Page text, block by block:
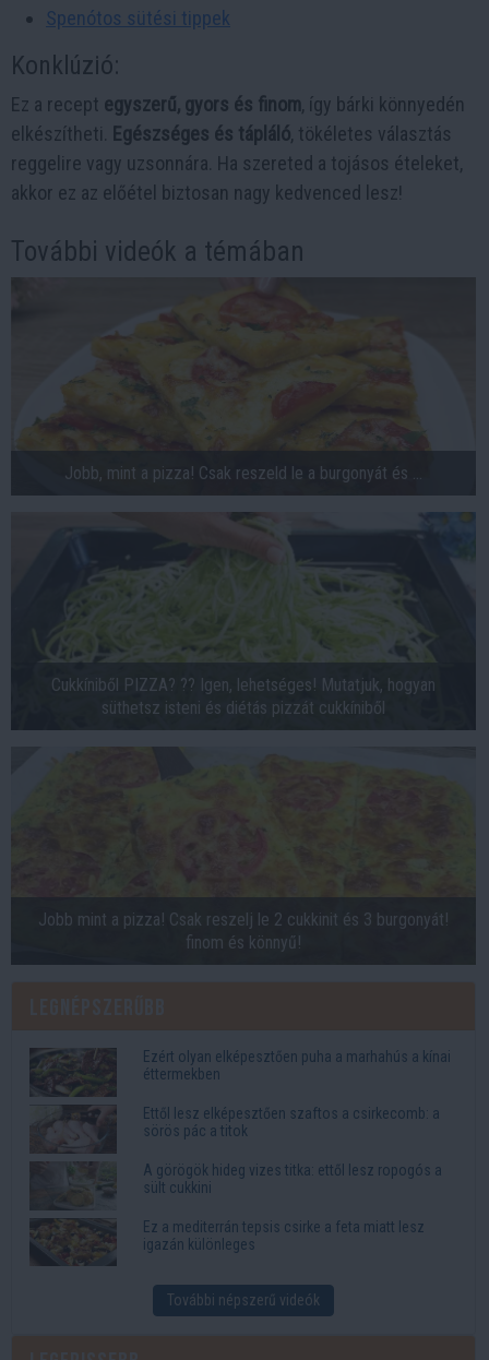
Spenótos sütési tippek
Konklúzió:
Ez a recept egyszerű, gyors és finom, így bárki könnyedén
elkészítheti.
Egészséges és tápláló, tökéletes választás
reggelire vagy uzsonnára. Ha szereted a tojásos ételeket,
akkor ez az előétel biztosan nagy kedvenced lesz!
További videók a témában
Jobb, mint a pizza! Csak reszeld le a burgonyát és ...
Cukkíniből PIZZA? ?? Igen, lehetséges! Mutatjuk, hogyan
süthetsz isteni és diétás pizzát cukkíniből
Jobb mint a pizza! Csak reszelj le 2 cukkinit és 3 burgonyát!
finom és könnyű!
Ezért olyan elképesztően puha a marhahús a kínai
éttermekben
Ettől lesz elképesztően szaftos a csirkecomb: a
sörös pác a titok
A görögök hideg vizes titka: ettől lesz ropogós a
sült cukkini
Ez a mediterrán tepsis csirke a feta miatt lesz
igazán különleges
További népszerű videók